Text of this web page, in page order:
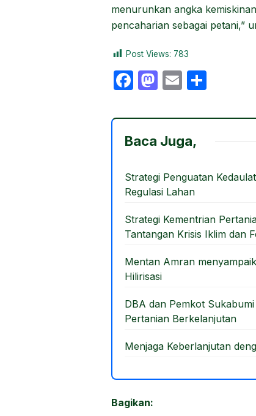
menurunkan angka
pencaharian sebagai petani,”
Post Views: 783
F
c
e
o
o
k
M
st
o
o
n
E
ail ar
Baca Juga,
Strategi Penguatan
Regulasi Lahan
Strategi Kementrian
Tantangan Krisis Iklim dan
Mentan Amran
Hilirisasi
DBA dan Pemkot
Pertanian Berkelanjutan
Menjaga Keberlanjutan
Bagikan: